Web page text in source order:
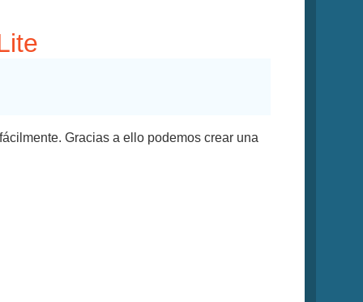
Gracias a ello podemos crear una